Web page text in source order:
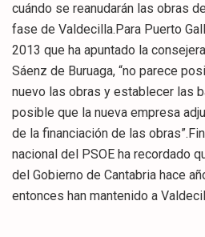
cuándo se reanudarán las obras
fase de Valdecilla.Para Puerto
2013 que ha apuntado la
Sáenz de Buruaga, “no parece
nuevo las obras y establecer las
posible que la nueva empresa
de la financiación de las
nacional del PSOE ha recordado
del Gobierno de Cantabria hace
entonces han mantenido a